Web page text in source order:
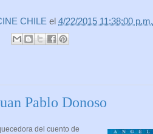
CHILE el 4/22/2015 11:38:00 p.m.
Pablo Donoso
del cuento de